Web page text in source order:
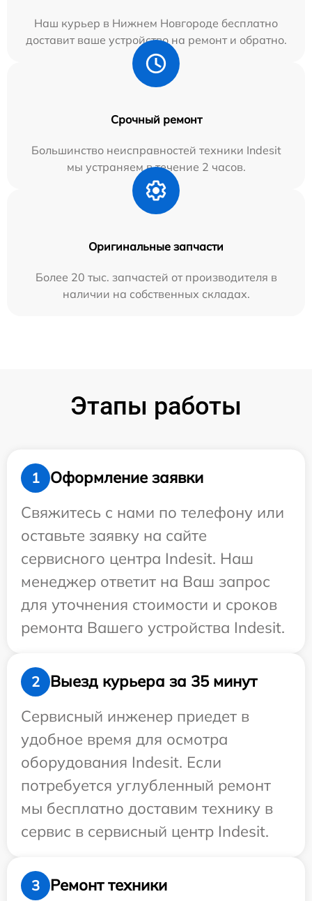
Наш курьер в Нижнем Новгороде бесплатно
доставит ваше устройство на ремонт и обратно.
Срочный ремонт
Большинство неисправностей техники Indesit
мы устраняем в течение 2 часов.
Оригинальные запчасти
Более 20 тыс. запчастей от производителя в
наличии на собственных складах.
Этапы работы
1
Оформление заявки
Свяжитесь с нами по телефону или
оставьте заявку на сайте
сервисного центра Indesit. Наш
менеджер ответит на Ваш запрос
для уточнения стоимости и сроков
ремонта Вашего устройства Indesit.
2
Выезд курьера за 35 минут
Сервисный инженер приедет в
удобное время для осмотра
оборудования Indesit. Если
потребуется углубленный ремонт
мы бесплатно доставим технику в
сервис в сервисный центр Indesit.
3 Ремонт техники